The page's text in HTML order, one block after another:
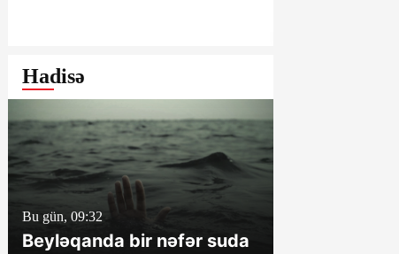
Arxitektura Komitəsi -
SAKİNLƏRDƏN
SENSASİON
İDDİALAR
Hadisə
Bu gün, 09:32
Beyləqanda bir nəfər suda